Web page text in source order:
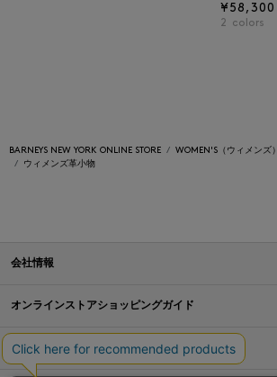
¥58,300
2 colors
BARNEYS NEW YORK ONLINE STORE WOMEN'S（ウィメンズ）
ウィメンズ革小物
会社情報
オンラインストアショッピングガイド
店舗情報